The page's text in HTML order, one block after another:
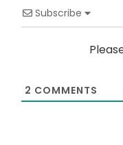
Subscribe
2 COMMENTS